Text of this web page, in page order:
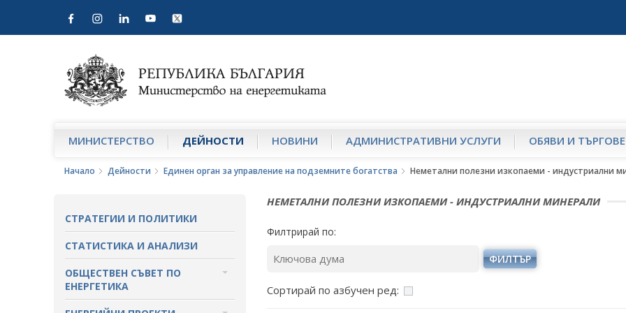
МИНИСТЕРСТВО ДЕЙНОСТИ НОВИНИ АДМИНИСТРАТИВНИ УСЛУГИ ОБЯВИ И ТЪРГОВЕ
Начало Дейности Единен орган за управление на подземните богатства Неметални полезни изкопаеми - индустриални
СТРАТЕГИИ И ПОЛИТИКИ
СТАТИСТИКА И АНАЛИЗИ
ОБЩЕСТВЕН СЪВЕТ ПО
ЕНЕРГЕТИКА
НЕМЕТАЛНИ ПОЛЕЗНИ ИЗКОПАЕМИ - ИНДУСТРИАЛНИ МИНЕРАЛИ
Филтрирай по:
ФИЛТЪР
Сортирай по азбучен ред: